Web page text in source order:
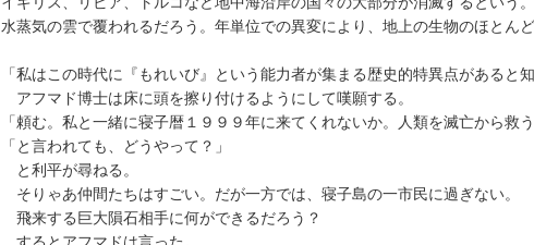
水蒸気の雲で覆われるだろう。年単位での異変により、地上の生物のほとん
「私はこの時代に『もれいび』という能力者が集まる歴史的特異点があると
アフマド博士は床に頭を擦り付けるようにして嘆願する。
「頼む。私と一緒に寝子暦１９９９年に来てくれないか。人類を滅亡から救
「と言われても、どうやって？」
と利平が尋ねる。
そりゃあ仲間たちはすごい。だが一方では、寝子島の一市民に過ぎない。
飛来する巨大隕石相手に何ができるだろう？